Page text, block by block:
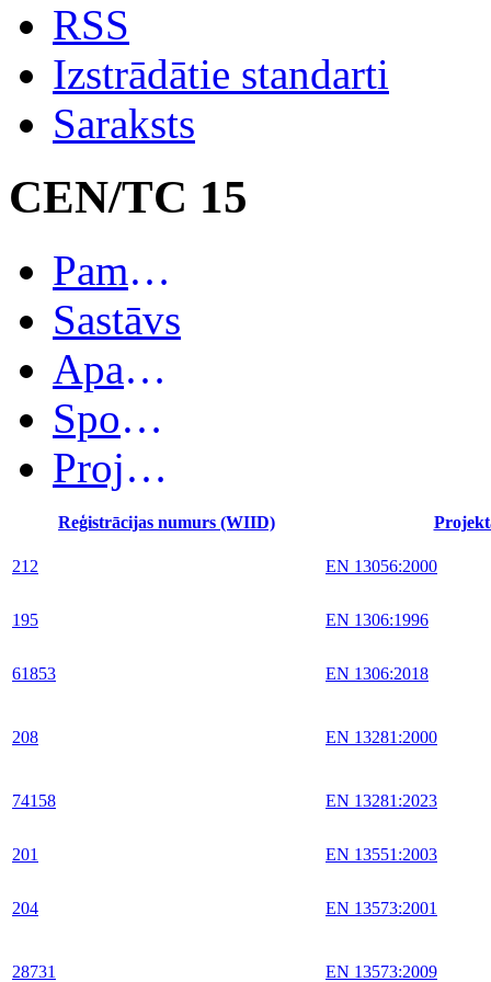
RSS
Izstrādātie standarti
Saraksts
CEN/TC 15
Pamatinformācija
Sastāvs
Apakškomitejas
Spoguļkomitejas
Projekti
Reģistrācijas numurs (WIID)
212 EN 13056:2000
195 EN 1306:1996
61853 EN 1306:2018
208 EN 13281:2000
74158 EN 13281:2023
201 EN 13551:2003
204 EN 13573:2001
28731 EN 13573:2009